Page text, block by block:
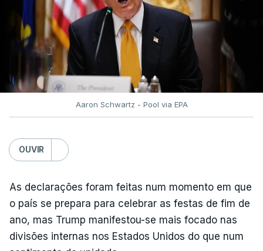
Aaron Schwartz - Pool via EPA
OUVIR
As declarações foram feitas num momento em que
o país se prepara para celebrar as festas de fim de
ano, mas Trump manifestou-se mais focado nas
divisões internas nos Estados Unidos do que num